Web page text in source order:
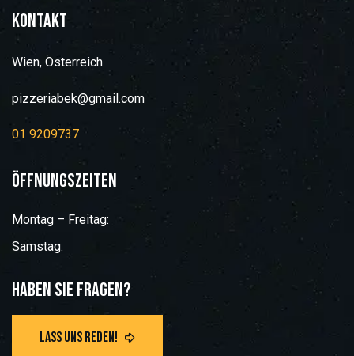
Kontakt
Wien, Österreich
pizzeriabek@gmail.com
01 9209737
Öffnungszeiten
Montag – Freitag:
Samstag:
Haben Sie Fragen?